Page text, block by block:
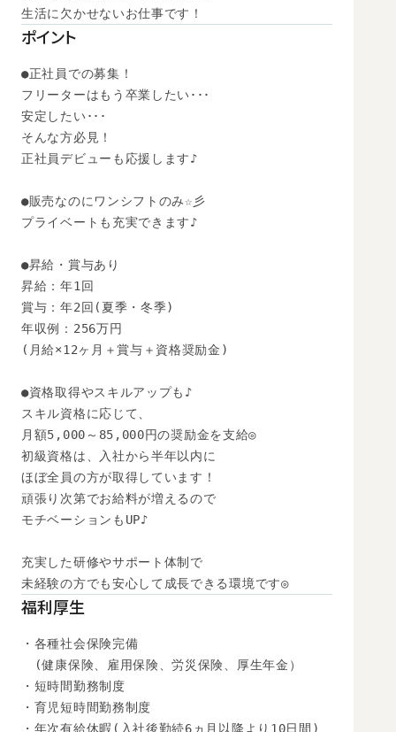
生活に欠かせないお仕事です！
ポイント
●正社員での募集！
フリーターはもう卒業したい･･･
安定したい･･･
そんな方必見！
正社員デビューも応援します♪
●販売なのにワンシフトのみ☆彡
プライベートも充実できます♪
●昇給・賞与あり
昇給：年1回
賞与：年2回(夏季・冬季)
年収例：256万円
(月給×12ヶ月＋賞与＋資格奨励金)
●資格取得やスキルアップも♪
スキル資格に応じて、
月額5,000～85,000円の奨励金を支給◎
初級資格は、入社から半年以内に
ほぼ全員の方が取得しています！
頑張り次第でお給料が増えるので
モチベーションもUP♪
充実した研修やサポート体制で
未経験の方でも安心して成長できる環境です◎
福利厚生
・各種社会保険完備
(健康保険、雇用保険、労災保険、厚生年金）
・短時間勤務制度
・育児短時間勤務制度
・年次有給休暇(入社後勤続6ヵ月以降より10日間)